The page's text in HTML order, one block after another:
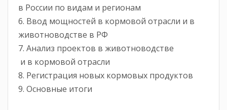
в России по видам и регионам
6. Ввод мощностей в кормовой отрасли и в
животноводстве в РФ
7. Анализ проектов в животноводстве
и в кормовой отрасли
8. Регистрация новых кормовых продуктов
9. Основные итоги